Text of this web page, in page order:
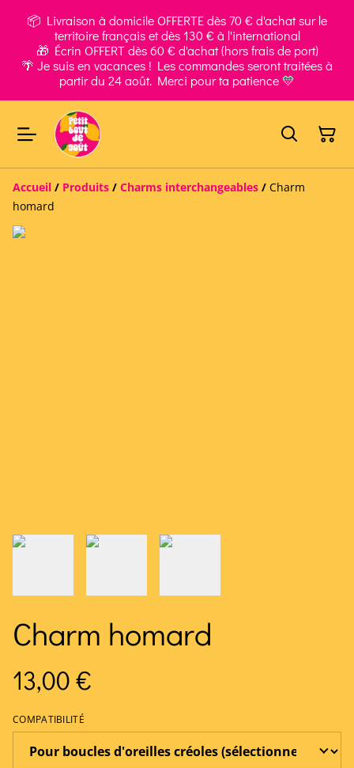
📦 Livraison à domicile OFFERTE dès 70 € d'achat sur le
territoire français et dès 130 € à l'international
🎁 Écrin OFFERT dès 60 € d'achat (hors frais de port)
🌴 Je suis en vacances ! Les commandes seront traitées à
partir du 24 août. Merci pour ta patience 💛
Accueil / Produits / Charms interchangeables / Charm
homard
Charm homard
13,00 €
COMPATIBILITÉ